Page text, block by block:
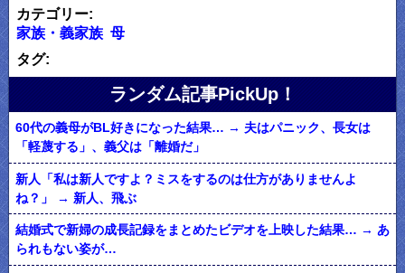
カテゴリー:
家族・義家族 母
タグ:
ランダム記事PickUp！
60代の義母がBL好きになった結果… → 夫はパニック、長女は
「軽蔑する」、義父は「離婚だ」
新人「私は新人ですよ？ミスをするのは仕方がありませんよ
ね？」 → 新人、飛ぶ
結婚式で新婦の成長記録をまとめたビデオを上映した結果… → あ
られもない姿が…